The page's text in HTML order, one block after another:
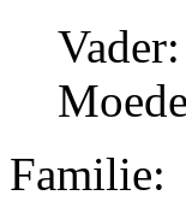
Vader:
Familie: